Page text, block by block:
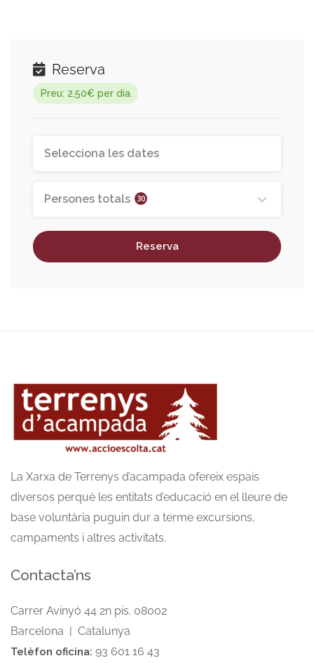
Reserva
Preu: 2,50€ per dia
Persones totals 30
Reserva
La Xarxa de Terrenys d’acampada ofereix espais
diversos perquè les entitats d’educació en el lleure de
base voluntària puguin dur a terme excursions,
campaments i altres activitats.
Contacta’ns
Carrer Avinyó 44 2n pis. 08002
Barcelona | Catalunya
Telèfon oficina: 93 601 16 43